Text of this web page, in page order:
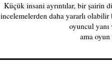
Küçük insani ayrıntılar, bir şairin
incelemelerden daha yararlı
oyuncul yanı
ama